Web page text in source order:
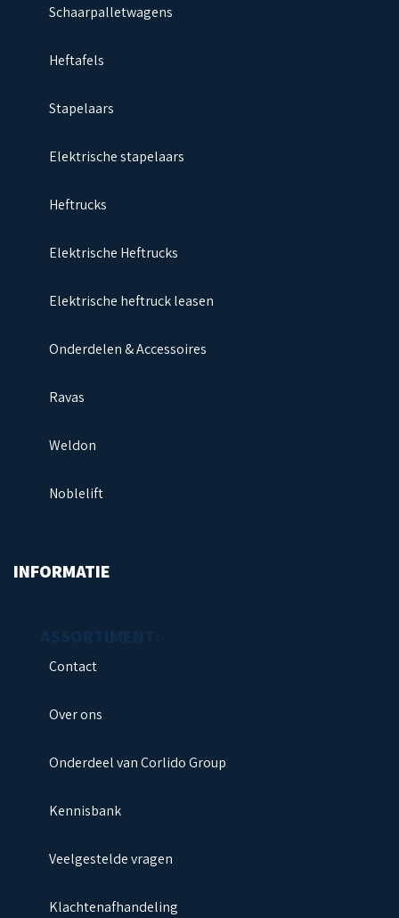
Schaarpalletwagens
Heftafels
Stapelaars
Elektrische stapelaars
Heftrucks
Elektrische Heftrucks
Elektrische heftruck leasen
Onderdelen & Accessoires
Ravas
Weldon
Noblelift
INFORMATIE
Contact
Over ons
Onderdeel van Corlido Group
Kennisbank
Veelgestelde vragen
Klachtenafhandeling